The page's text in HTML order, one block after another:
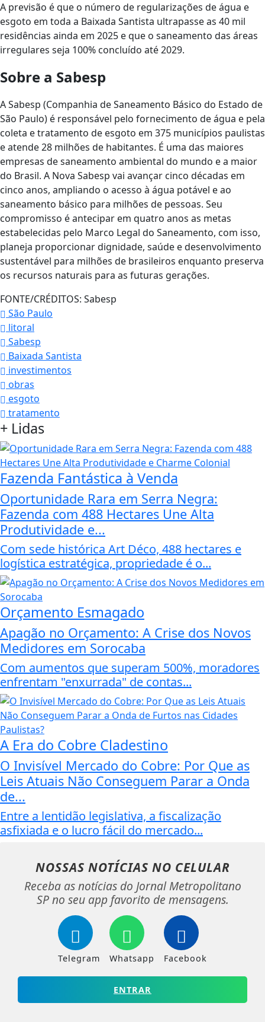
A previsão é que o número de regularizações de água e
esgoto em toda a Baixada Santista ultrapasse as 40 mil
residências ainda em 2025 e que o saneamento das áreas
irregulares seja 100% concluído até 2029.
Sobre a Sabesp
A Sabesp (Companhia de Saneamento Básico do Estado de
São Paulo) é responsável pelo fornecimento de água e pela
coleta e tratamento de esgoto em 375 municípios paulistas
e atende 28 milhões de habitantes. É uma das maiores
empresas de saneamento ambiental do mundo e a maior
do Brasil. A Nova Sabesp vai avançar cinco décadas em
cinco anos, ampliando o acesso à água potável e ao
saneamento básico para milhões de pessoas. Seu
compromisso é antecipar em quatro anos as metas
estabelecidas pelo Marco Legal do Saneamento, com isso,
planeja proporcionar dignidade, saúde e desenvolvimento
sustentável para milhões de brasileiros enquanto preserva
os recursos naturais para as futuras gerações.
FONTE/CRÉDITOS: Sabesp
São Paulo
litoral
Sabesp
Baixada Santista
investimentos
obras
esgoto
tratamento
+ Lidas
Fazenda Fantástica à Venda
Oportunidade Rara em Serra Negra:
Fazenda com 488 Hectares Une Alta
Produtividade e...
Com sede histórica Art Déco, 488 hectares e
logística estratégica, propriedade é o...
Orçamento Esmagado
Apagão no Orçamento: A Crise dos Novos
Medidores em Sorocaba
Com aumentos que superam 500%, moradores
enfrentam "enxurrada" de contas...
A Era do Cobre Cladestino
O Invisível Mercado do Cobre: Por Que as
Leis Atuais Não Conseguem Parar a Onda
de...
Entre a lentidão legislativa, a fiscalização
asfixiada e o lucro fácil do mercado...
NOSSAS NOTÍCIAS NO CELULAR
Receba as notícias do Jornal Metropolitano
SP no seu app favorito de mensagens.
Telegram Whatsapp Facebook
ENTRAR